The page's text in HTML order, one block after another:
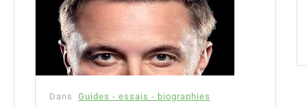
Dans Guides - essais - biographies